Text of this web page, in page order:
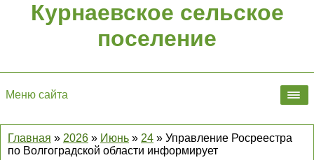
Курнаевское сельское
поселение
Меню сайта
Главная » 2026 » Июнь » 24 » Управление Росреестра
по Волгоградской области информирует